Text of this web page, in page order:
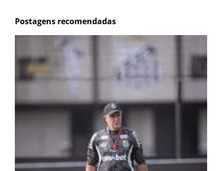
Postagens recomendadas